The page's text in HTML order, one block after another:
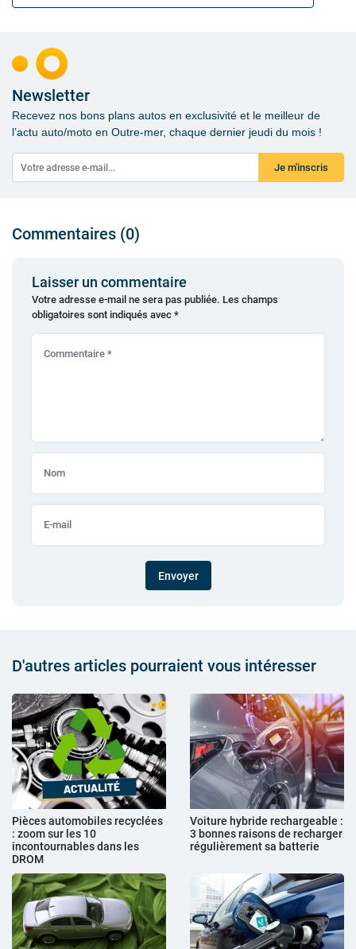
Newsletter
Recevez nos bons plans autos en exclusivité et le meilleur de
l’actu auto/moto en Outre-mer, chaque dernier jeudi du mois !
Je m'inscris
Commentaires (0)
Laisser un commentaire
Votre adresse e-mail ne sera pas publiée. Les champs
obligatoires sont indiqués avec *
Envoyer
D'autres articles pourraient vous intéresser
Pièces automobiles recyclées
: zoom sur les 10
incontournables dans les
DROM
Voiture hybride rechargeable :
3 bonnes raisons de recharger
régulièrement sa batterie